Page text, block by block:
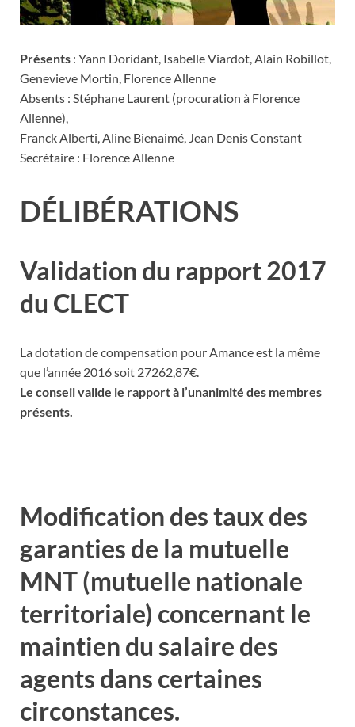
Présents : Yann Doridant, Isabelle Viardot, Alain Robillot,
Genevieve Mortin, Florence Allenne
Absents : Stéphane Laurent (procuration à Florence
Allenne),
Franck Alberti, Aline Bienaimé, Jean Denis Constant
Secrétaire : Florence Allenne
DÉLIBÉRATIONS
Validation du rapport 2017
du CLECT
La dotation de compensation pour Amance est la même
que l’année 2016 soit 27262,87€.
Le conseil valide le rapport à l’unanimité des membres
présents.
Modification des taux des
garanties de la mutuelle
MNT (mutuelle nationale
territoriale) concernant le
maintien du salaire des
agents dans certaines
circonstances.